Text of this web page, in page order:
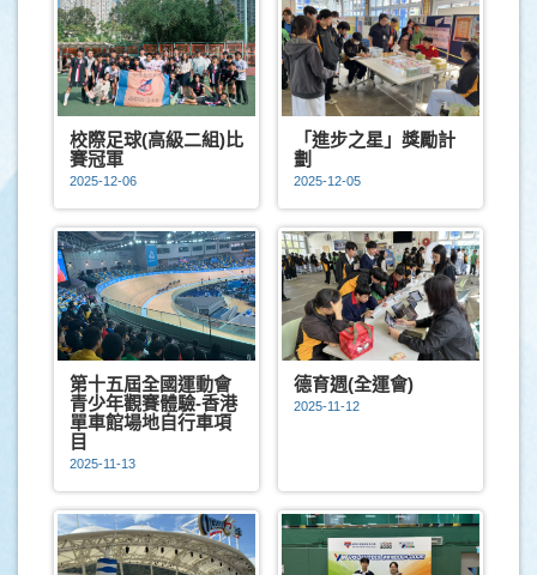
校際足球(高級二組)比
賽冠軍
2025-12-06
「進步之星」獎勵計
劃
2025-12-05
第十五屆全國運動會
青少年觀賽體驗-香港
單車館場地自行車項
目
2025-11-13
德育週(全運會)
2025-11-12